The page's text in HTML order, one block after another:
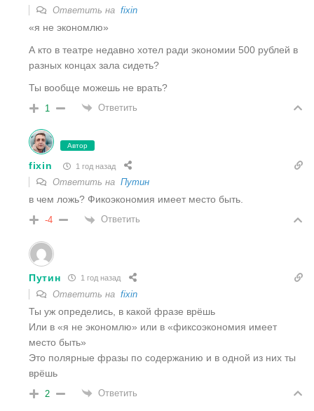
Ответить на fixin
«я не экономлю»
А кто в театре недавно хотел ради экономии 500 рублей в
разных концах зала сидеть?
Ты вообще можешь не врать?
1 Ответить
Автор
fixin 1 год назад
Ответить на Путин
в чем ложь? Фикоэкономия имеет место быть.
-4 Ответить
Путин 1 год назад
Ответить на fixin
Ты уж определись, в какой фразе врёшь
Или в «я не экономлю» или в «фиксоэкономия имеет
место быть»
Это полярные фразы по содержанию и в одной из них ты
врёшь
2 Ответить